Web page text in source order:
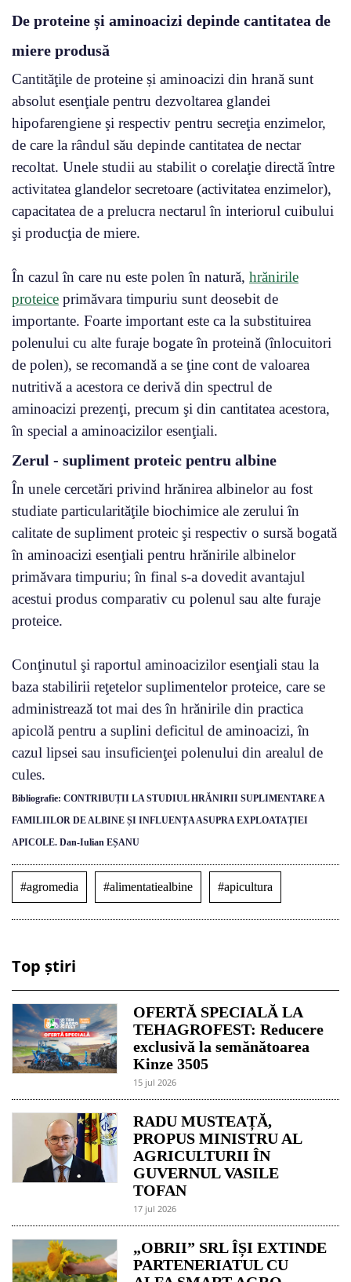
De proteine și aminoacizi depinde cantitatea de
miere produsă
Cantităţile de proteine și aminoacizi din hrană sunt
absolut esenţiale pentru dezvoltarea glandei
hipofarengiene şi respectiv pentru secreţia enzimelor,
de care la rândul său depinde cantitatea de nectar
recoltat. Unele studii au stabilit o corelaţie directă între
activitatea glandelor secretoare (activitatea enzimelor),
capacitatea de a prelucra nectarul în interiorul cuibului
şi producţia de miere.
În cazul în care nu este polen în natură, hrănirile
proteice primăvara timpuriu sunt deosebit de
importante. Foarte important este ca la substituirea
polenului cu alte furaje bogate în proteină (înlocuitori
de polen), se recomandă a se ţine cont de valoarea
nutritivă a acestora ce derivă din spectrul de
aminoacizi prezenţi, precum şi din cantitatea acestora,
în special a aminoacizilor esenţiali.
Zerul - supliment proteic pentru albine
În unele cercetări privind hrănirea albinelor au fost
studiate particularităţile biochimice ale zerului în
calitate de supliment proteic şi respectiv o sursă bogată
în aminoacizi esenţiali pentru hrănirile albinelor
primăvara timpuriu; în final s-a dovedit avantajul
acestui produs comparativ cu polenul sau alte furaje
proteice.
Conţinutul şi raportul aminoacizilor esenţiali stau la
baza stabilirii reţetelor suplimentelor proteice, care se
administrează tot mai des în hrănirile din practica
apicolă pentru a suplini deficitul de aminoacizi, în
cazul lipsei sau insuficienţei polenului din arealul de
cules.
Bibliografie: CONTRIBUȚII LA STUDIUL HRĂNIRII SUPLIMENTARE A
FAMILIILOR DE ALBINE ȘI INFLUENȚA ASUPRA EXPLOATAȚIEI
APICOLE. Dan-Iulian EȘANU
#agromedia #alimentatiealbine #apicultura
Top știri
OFERTĂ SPECIALĂ LA
TEHAGROFEST: Reducere
exclusivă la semănătoarea
Kinze 3505
15 jul 2026
RADU MUSTEAȚĂ,
PROPUS MINISTRU AL
AGRICULTURII ÎN
GUVERNUL VASILE
TOFAN
17 jul 2026
„OBRII” SRL ÎȘI EXTINDE
PARTENERIATUL CU